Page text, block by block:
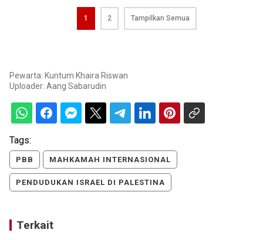
1 2 Tampilkan Semua
Pewarta: Kuntum Khaira Riswan
Uploader: Aang Sabarudin
Tags:
PBB MAHKAMAH INTERNASIONAL
PENDUDUKAN ISRAEL DI PALESTINA
Terkait